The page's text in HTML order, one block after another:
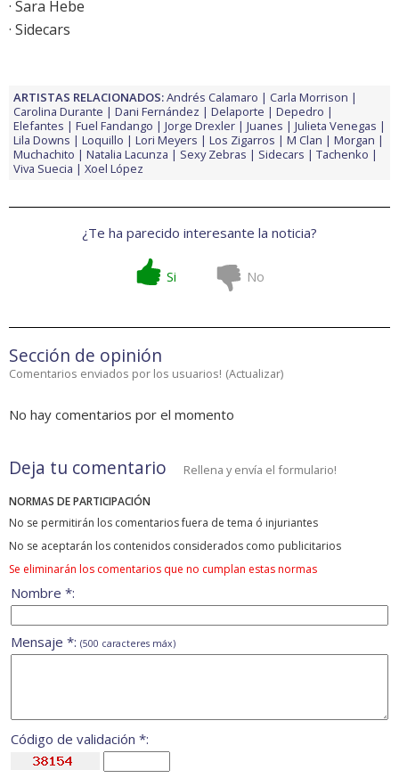
· Sara Hebe
· Sidecars
ARTISTAS RELACIONADOS:Andrés Calamaro
Carla Morrison
Carolina Durante
Dani Fernández Delaporte
Depedro
Elefantes
Fuel Fandango Jorge Drexler Juanes
Julieta Venegas
Lila Downs
Loquillo Lori Meyers Los Zigarros M Clan
Morgan
Muchachito
Natalia Lacunza Sexy Zebras Sidecars
Tachenko
Viva Suecia
Xoel López
¿Te ha parecido interesante la noticia?
Si No
Sección de opinión
Comentarios enviados por los usuarios! (Actualizar)
No hay comentarios por el momento
Deja tu comentario Rellena y envía el formulario!
NORMAS DE PARTICIPACIÓN
No se permitirán los comentarios fuera de tema ó injuriantes
No se aceptarán los contenidos considerados como publicitarios
Se eliminarán los comentarios que no cumplan estas normas
Nombre *:
Mensaje *: (500 caracteres máx)
Código de validación *: